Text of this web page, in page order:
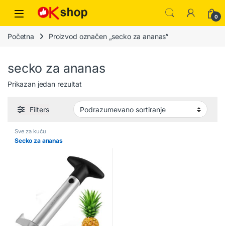
0
Početna Proizvod označen „secko za ananas“
secko za ananas
Prikazan jedan rezultat
Filters
Sve za kuću
Secko za ananas